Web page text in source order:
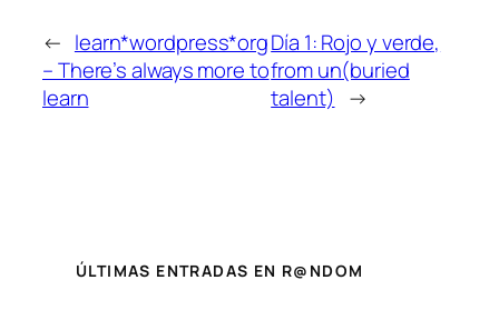
← learn*wordpress*org
– There’s always more to
learn
Día 1: Rojo y verde,
from un(buried
talent) →
ÚLTIMAS ENTRADAS EN R@NDOM